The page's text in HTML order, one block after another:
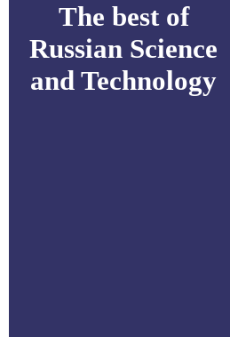
The best of
Russian Science
and Technology